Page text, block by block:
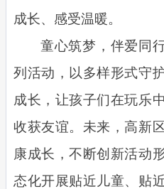
成长、感受温暖。
童心筑梦，伴爱同
列活动，以多样形式守
成长，让孩子们在玩乐
收获友谊。未来，高新
康成长，不断创新活动
态化开展贴近儿童、贴